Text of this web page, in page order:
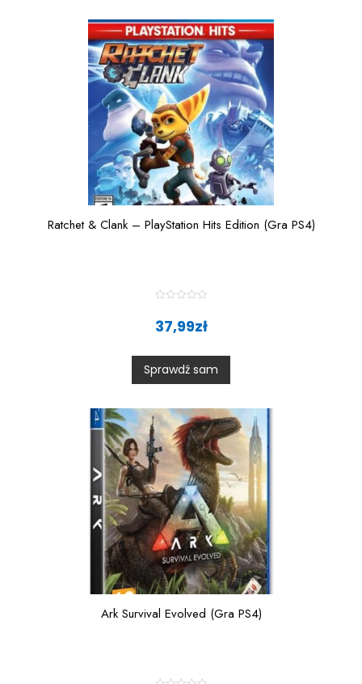
5
Ratchet & Clank – PlayStation Hits Edition (Gra PS4)
a
t
0
o
u
t
5
37,99zł
Sprawdź sam
Ark Survival Evolved (Gra PS4)